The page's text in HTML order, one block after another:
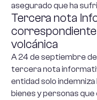
asegurado que ha
Tercera nota
volcánica
A 24 de septiembre
tercera nota
entidad solo
bienes y personas